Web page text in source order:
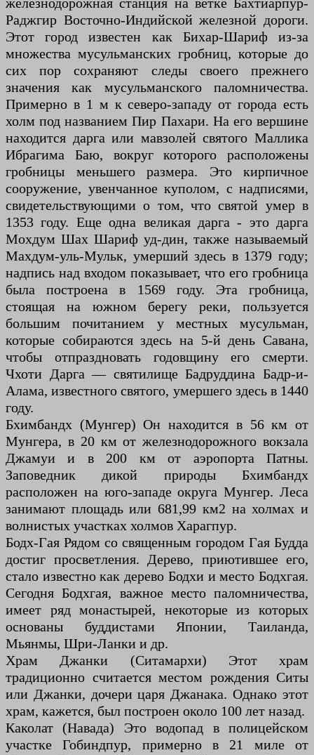
Раджгир Восточно-Индийской железной дороги.
Этот город известен как Бихар-Шариф из-за
множества мусульманских гробниц, которые до
сих пор сохраняют следы своего прежнего
значения как мусульманского паломничества.
Примерно в 1 м к северо-западу от города есть
холм под названием Пир Пахари. На его вершине
находится дарга или мавзолей святого Маллика
Ибрагима Баю, вокруг которого расположены
гробницы меньшего размера. Это кирпичное
сооружение, увенчанное куполом, с надписями,
свидетельствующими о том, что святой умер в
1353 году. Еще одна великая дарга - это дарга
Мохдум Шах Шариф уд-дин, также называемый
Махдум-уль-Мульк, умерший здесь в 1379 году;
надпись над входом показывает, что его гробница
была построена в 1569 году. Эта гробница,
стоящая на южном берегу реки, пользуется
большим почитанием у местных мусульман,
которые собираются здесь на 5-й день Савана,
чтобы отпраздновать годовщину его смерти.
Чхоти Дарга — святилище Бадруддина Бадр-и-
Алама, известного святого, умершего здесь в 1440
году.
Бхимбандх (Мунгер) Он находится в 56 км от
Мунгера, в 20 км от железнодорожного вокзала
Джамуи и в 200 км от аэропорта Патны.
Заповедник дикой природы Бхимбандх
расположен на юго-западе округа Мунгер. Леса
занимают площадь или 681,99 км2 на холмах и
волнистых участках холмов Харагпур.
Бодх-Гая Рядом со священным городом Гая Будда
достиг просветления. Дерево, приютившее его,
стало известно как дерево Бодхи и место Бодхгая.
Сегодня Бодхгая, важное место паломничества,
имеет ряд монастырей, некоторые из которых
основаны буддистами Японии, Таиланда,
Мьянмы, Шри-Ланки и др.
Храм Джанки (Ситамархи) Этот храм
традиционно считается местом рождения Ситы
или Джанки, дочери царя Джанака. Однако этот
храм, кажется, был построен около 100 лет назад.
Каколат (Навада) Это водопад в полицейском
участке Гобиндпур, примерно в 21 миле от